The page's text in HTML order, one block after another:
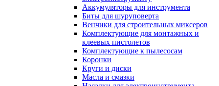
Аккумуляторы для инструмента
Биты для шуруповерта
Венчики для строительных миксеров
Комплектующие для монтажных и
клеевых пистолетов
Комплектующие к пылесосам
Коронки
Круги и диски
Масла и смазки